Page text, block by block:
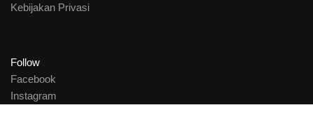
Kebijakan Privasi
Follow
Facebook
Instagram